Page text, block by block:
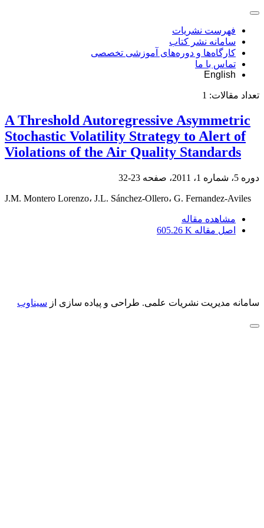
فهرست نشریات
سامانه نشر کتاب
کارگاه‌ها و دوره‌های آموزشی تخصصی
تماس با ما
English
تعداد مقالات: 1
A Threshold Autoregressive Asymmetric
Stochastic Volatility Strategy to Alert of
Violations of the Air Quality Standards
دوره 5، شماره 1، 2011، صفحه 23-32
J.M. Montero Lorenzo، J.L. Sánchez-Ollero، G. Fernandez-Aviles
مشاهده مقاله
اصل مقاله 605.26 K
سامانه مدیریت نشریات علمی. طراحی و پیاده سازی از سیناوب